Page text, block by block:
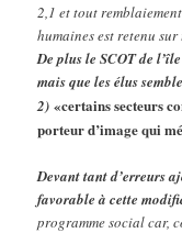
2,1 et tout
humaines est retenu
De plus le SCOT de
mais que les élus
2)«certains secteurs
porteur d’image qui
Devant tant d’erreurs
favorable à cette
programme social car,